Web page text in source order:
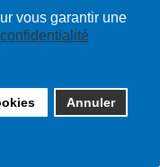
vous garantir une
Annuler